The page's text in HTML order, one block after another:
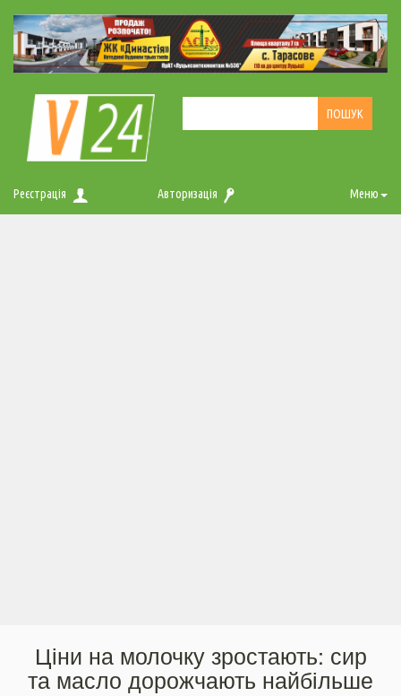
Реєстрація Авторизація Меню
Ціни на молочку зростають: сир
та масло дорожчають найбільше